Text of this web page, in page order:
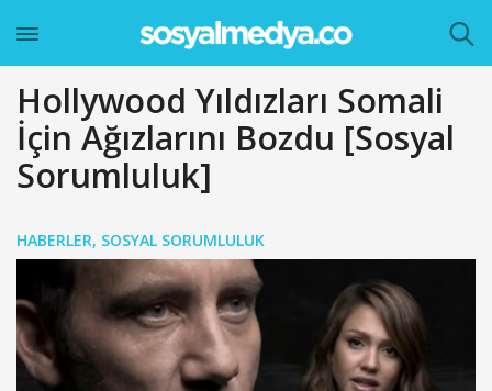
Hollywood Yıldızları Somali
İçin Ağızlarını Bozdu [Sosyal
Sorumluluk]
HABERLER, SOSYAL SORUMLULUK